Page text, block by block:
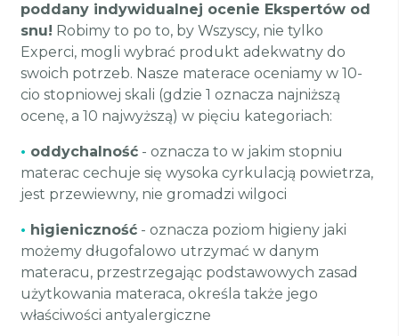
poddany indywidualnej ocenie Ekspertów od
snu! Robimy to po to, by Wszyscy, nie tylko
Experci, mogli wybrać produkt adekwatny do
swoich potrzeb. Nasze materace oceniamy w 10-
cio stopniowej skali (gdzie 1 oznacza najniższą
ocenę, a 10 najwyższą) w pięciu kategoriach:
• oddychalność - oznacza to w jakim stopniu
materac cechuje się wysoka cyrkulacją powietrza,
jest przewiewny, nie gromadzi wilgoci
• higieniczność - oznacza poziom higieny jaki
możemy długofalowo utrzymać w danym
materacu, przestrzegając podstawowych zasad
użytkowania materaca, określa także jego
właściwości antyalergiczne